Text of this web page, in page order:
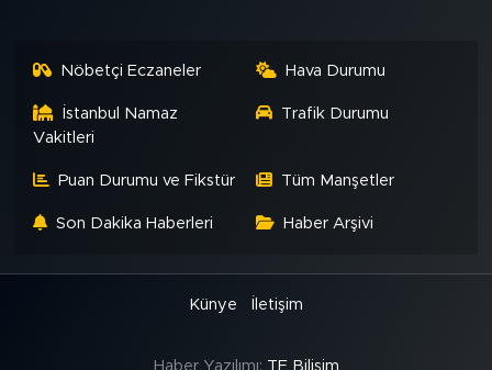
Nöbetçi Eczaneler Hava Durumu
İstanbul Namaz
Vakitleri
Trafik Durumu
Puan Durumu ve Fikstür Tüm Manşetler
Son Dakika Haberleri Haber Arşivi
Künye İletişim
Haber Yazılımı: TE Bilişim